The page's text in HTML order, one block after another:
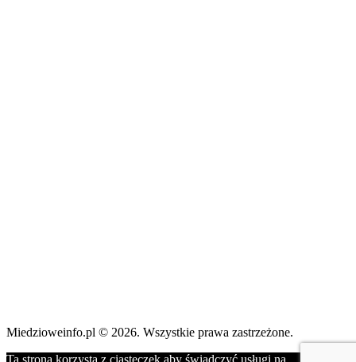
Miedzioweinfo.pl © 2026. Wszystkie prawa zastrzeżone.
Ta strona korzysta z ciasteczek aby świadczyć usługi na